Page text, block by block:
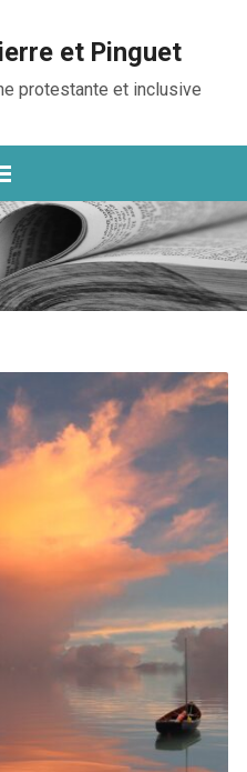
et Pinguet
protestante et inclusive